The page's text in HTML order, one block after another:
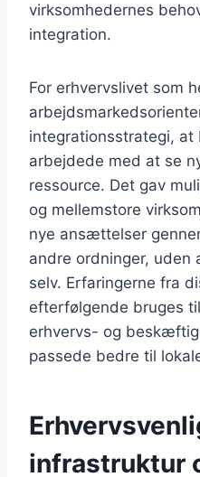
virksomhedernes
integration.
For erhvervslivet som
integrationsstrategi, at
arbejdede med at se
ressource. Det gav
og mellemstore
nye ansættelser
andre ordninger,
selv. Erfaringerne fra
efterfølgende bruges
erhvervs- og
passede bedre til
infrastruktur